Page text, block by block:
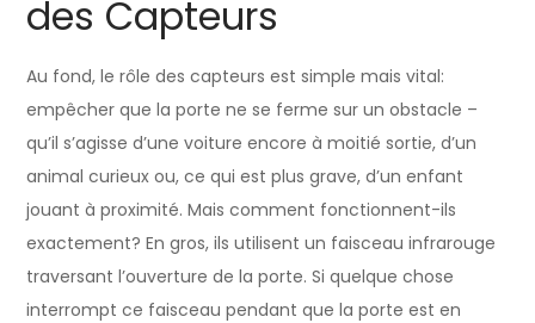
des Capteurs
Au fond, le rôle des capteurs est simple mais vital:
empêcher que la porte ne se ferme sur un obstacle –
qu’il s’agisse d’une voiture encore à moitié sortie, d’un
animal curieux ou, ce qui est plus grave, d’un enfant
jouant à proximité. Mais comment fonctionnent-ils
exactement? En gros, ils utilisent un faisceau infrarouge
traversant l’ouverture de la porte. Si quelque chose
interrompt ce faisceau pendant que la porte est en